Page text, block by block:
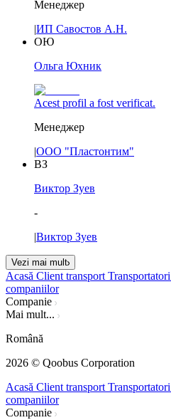
Менеджер
|ИП Савостов А.Н.
ОЮ
Ольга Юхник
Acest profil a fost verificat.
Менеджер
|ООО "Пластонтим"
ВЗ
Виктор Зуев
-
|Виктор Зуев
Vezi mai mult
Acasă Client transport Transportatori
companiilor
Companie
Mai mult...
Română
2026 © Qoobus Corporation
Acasă Client transport Transportatori
companiilor
Companie